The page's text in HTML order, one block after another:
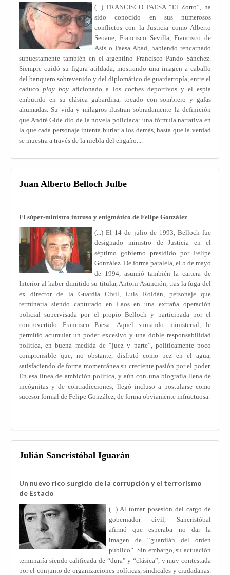
(...) FRANCISCO PAESA “El Zorro”, ha
sido conocido en sus numerosos
conflictos con la Justicia como Alberto
Seoane, Francisco Sevilla, Francisco de
Asís o Paesa Abad, habiendo rencarnado
supuestamente también en el argentino Francisco Pando Sánchez.
Siempre cuidó su figura atildada, mostrando una imagen a caballo
del banquero sobrevenido y del diplomático de guardarropía, entre el
caducoplay boy aficionado a los coches deportivos y el espía
embutido en su clásica gabardina, tocado con sombrero y gafas
ahumadas. Su vida y milagros ilustran sobradamente la definición
que André Gide dio de la novela policíaca: una fórmula narrativa en
la que cada personaje intenta burlar a los demás, hasta que la verdad
se muestra a través de la niebla del engaño....
Juan Alberto Belloch Julbe
El súper-ministro intruso y enigmático de Felipe González
(...) El 14 de julio de 1993, Belloch fue
designado ministro de Justicia en el
séptimo gobierno presidido por Felipe
González. De forma paralela, el 5 de mayo
de 1994, asumió también la cartera de
Interior al haber dimitido su titular, Antoni Asunción, tras la fuga del
ex director de la Guardia Civil, Luis Roldán, personaje que
terminaría siendo capturado en Laos en una extraña operación
policial supervisada por el propio Belloch y participada por el
controvertido Francisco Paesa. Aquel sumando ministerial, le
permitió acumular un poder excesivo y una doble responsabilidad
política, en buena medida de “juez y parte”, políticamente poco
comprensible que, no obstante, disfrutó como pez en el agua,
satisfaciendo de forma momentánea su creciente pasión por el poder.
En esa línea de ambición política, y aún con una biografía llena de
incógnitas y de contradicciones, llegó incluso a postularse como
sucesor formal de Felipe González, de forma obviamente infructuosa.
Julián Sancristóbal Iguarán
Un nuevo rico surgido de la corrupción y el terrorismo
de Estado
(...) Al tomar posesión del cargo de
gobernador civil, Sancristóbal
afirmó que esperaba no dar la
imagen de “guardián del orden
público”. Sin embargo, su actuación
terminaría siendo calificada de “dura” y “clásica”, y muy contestada
por el conjunto de organizaciones políticas, sindicales y ciudadanas.